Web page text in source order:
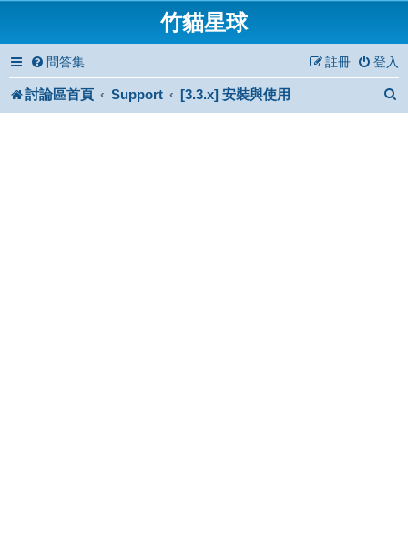
竹貓星球
問答集 登入
註冊
討論區首頁 Support [3.3.x] 安裝與使用